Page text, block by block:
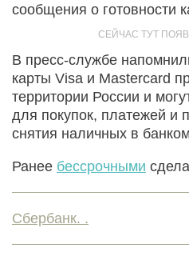
сообщения о готовности
В пресс-службе
карты Visa и Mastercard
территории России и
для покупок, платежей и
снятия наличных в
Ранее бессрочными
Сбербанк. .